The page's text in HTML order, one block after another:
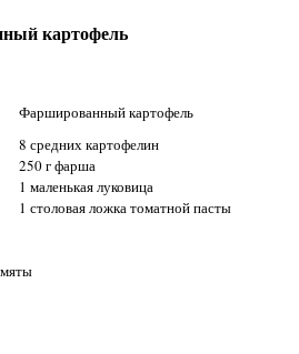
картофель
Фаршированный картофель
8 средних картофелин
250 г фарша
1 маленькая луковица
1 столовая ложка томатной пасты